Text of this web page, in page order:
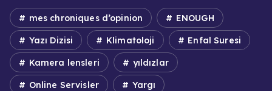
mes chroniques d’opinion ENOUGH
Yazı Dizisi Klimatoloji Enfal Suresi
Kamera lensleri yıldızlar
Online Servisler Yargı